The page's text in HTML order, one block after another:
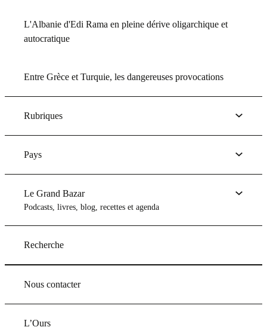
L'Albanie d'Edi Rama en pleine dérive oligarchique et
autocratique
Entre Grèce et Turquie, les dangereuses provocations
Rubriques
Pays
Le Grand Bazar
Podcasts, livres, blog, recettes et agenda
Recherche
Nous contacter
L’Ours